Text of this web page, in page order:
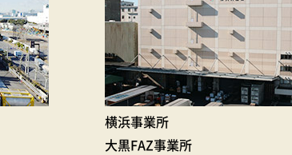
横浜事業所
大黒FAZ事業所